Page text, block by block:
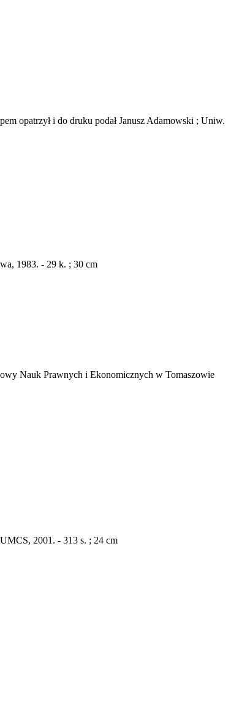
opatrzył i do druku podał Janusz Adamowski ; Uniw.
1983. - 29 k. ; 30 cm
Nauk Prawnych i Ekonomicznych w Tomaszowie
2001. - 313 s. ; 24 cm